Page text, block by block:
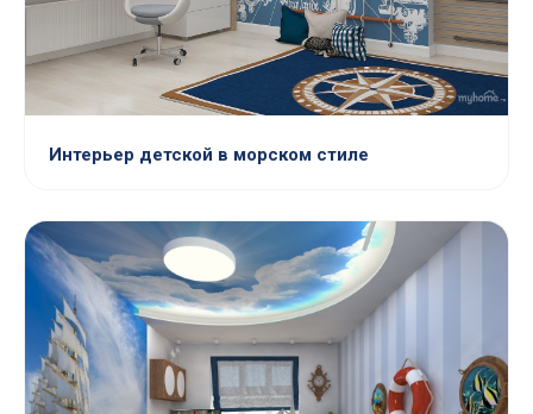
Интерьер детской в морском стиле